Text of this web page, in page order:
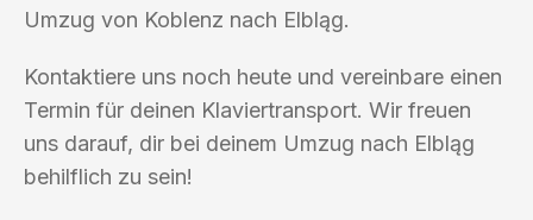
Umzug von Koblenz nach Elbląg.
Kontaktiere uns noch heute und vereinbare einen
Termin für deinen Klaviertransport. Wir freuen
uns darauf, dir bei deinem Umzug nach Elbląg
behilflich zu sein!